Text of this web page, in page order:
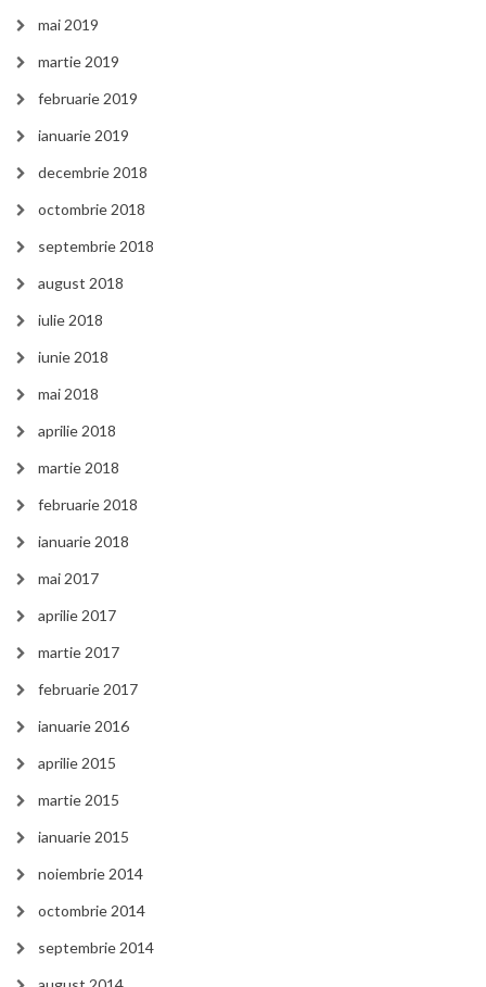
mai 2019
martie 2019
februarie 2019
ianuarie 2019
decembrie 2018
octombrie 2018
septembrie 2018
august 2018
iulie 2018
iunie 2018
mai 2018
aprilie 2018
martie 2018
februarie 2018
ianuarie 2018
mai 2017
aprilie 2017
martie 2017
februarie 2017
ianuarie 2016
aprilie 2015
martie 2015
ianuarie 2015
noiembrie 2014
octombrie 2014
septembrie 2014